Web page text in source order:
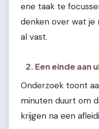
ene taak te
denken over wat je
al vast.
2. Een einde aan
Onderzoek toont
minuten duurt om
krijgen na een